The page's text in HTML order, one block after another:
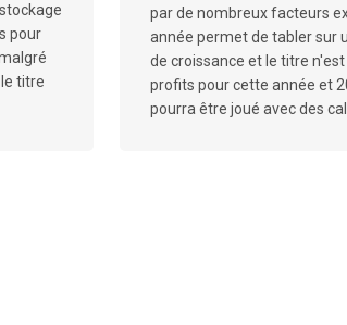
pour
titre
par de nombreux facteurs
année permet de tabler sur
de croissance et le titre
profits pour cette année et
pourra être joué avec des